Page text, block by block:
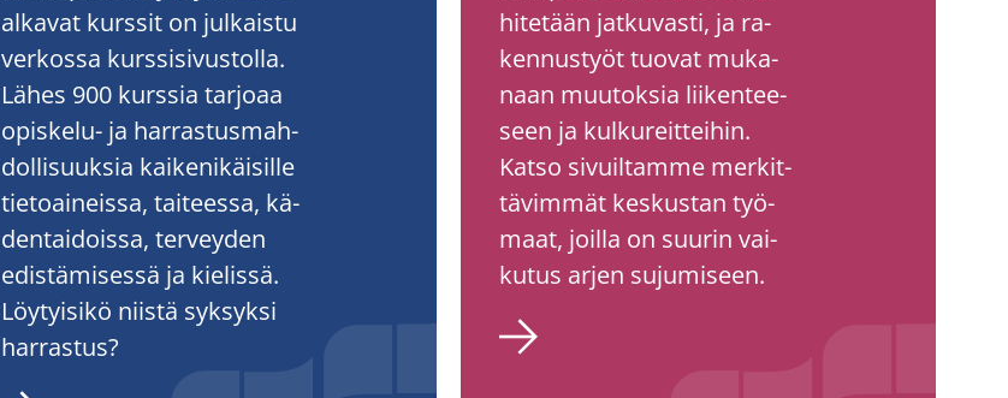
al­ka­vat kurs­sit on jul­kais­tu
ver­kos­sa kurs­si­si­vus­tol­la.
Lähes 900 kurs­sia tar­jo­aa
opiskelu-​ ja har­ras­tus­mah­
dol­li­suuk­sia kai­ke­ni­käi­sil­le
tie­toai­neis­sa, tai­tees­sa, kä­
den­tai­dois­sa, ter­vey­den
edis­tä­mi­ses­sä ja kie­lis­sä.
Löy­tyi­si­kö niis­tä syk­syk­si
har­ras­tus?
hi­te­tään jat­ku­vas­ti, ja ra­
ken­nus­työt tuo­vat mu­ka­
naan muu­tok­sia lii­ken­tee­
seen ja kul­ku­reit­tei­hin.
Katso si­vuil­tam­me mer­kit­
tä­vim­mät kes­kus­tan työ­
maat, joil­la on suu­rin vai­
ku­tus arjen su­ju­mi­seen.